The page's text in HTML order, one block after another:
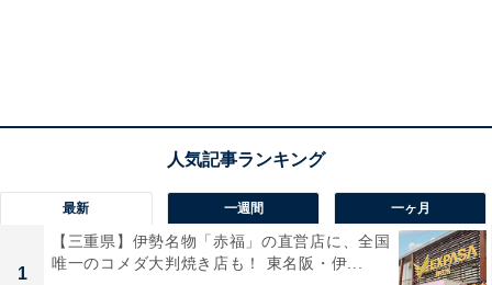
最新 一週間 一ヶ月
1
【三重県】伊勢名物「赤福」の直営店に、全国
唯一のコメダ大判焼き店も！ 東名阪・伊...